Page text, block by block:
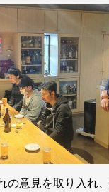
意見を取り入れ